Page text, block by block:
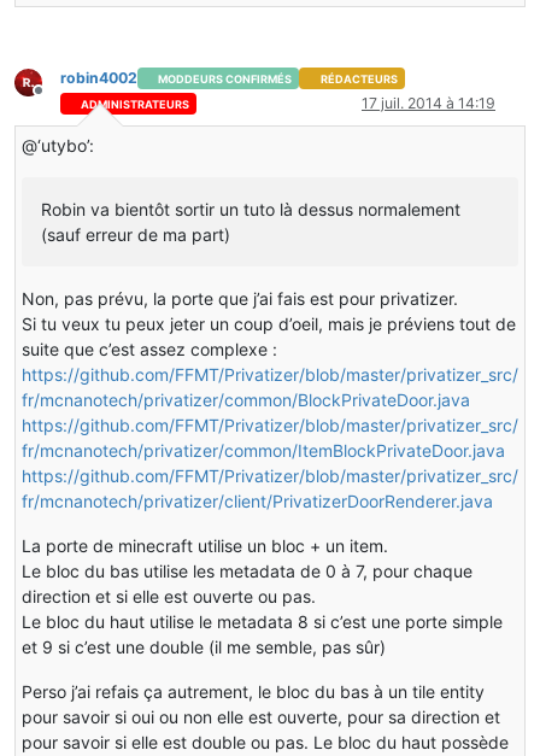
Hors-ligne
robin4002 MODDEURS CONFIRMÉS
RÉDACTEURS
ADMINISTRATEURS
17 juil. 2014 à 14:19
@‘utybo’:
Robin va bientôt sortir un tuto là dessus normalement
(sauf erreur de ma part)
Non, pas prévu, la porte que j’ai fais est pour privatizer.
Si tu veux tu peux jeter un coup d’oeil, mais je préviens tout de
suite que c’est assez complexe :
https://github.com/FFMT/Privatizer/blob/master/privatizer_src/
fr/mcnanotech/privatizer/common/BlockPrivateDoor.java
https://github.com/FFMT/Privatizer/blob/master/privatizer_src/
fr/mcnanotech/privatizer/common/ItemBlockPrivateDoor.java
https://github.com/FFMT/Privatizer/blob/master/privatizer_src/
fr/mcnanotech/privatizer/client/PrivatizerDoorRenderer.java
La porte de minecraft utilise un bloc + un item.
Le bloc du bas utilise les metadata de 0 à 7, pour chaque
direction et si elle est ouverte ou pas.
Le bloc du haut utilise le metadata 8 si c’est une porte simple
et 9 si c’est une double (il me semble, pas sûr)
Perso j’ai refais ça autrement, le bloc du bas à un tile entity
pour savoir si oui ou non elle est ouverte, pour sa direction et
pour savoir si elle est double ou pas. Le bloc du haut possède